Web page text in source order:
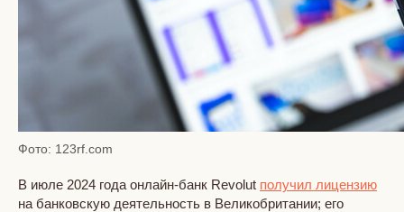
Фото: 123rf.com
В июле 2024 года онлайн-банк Revolut получил лицензию
на банковскую деятельность в Великобритании; его